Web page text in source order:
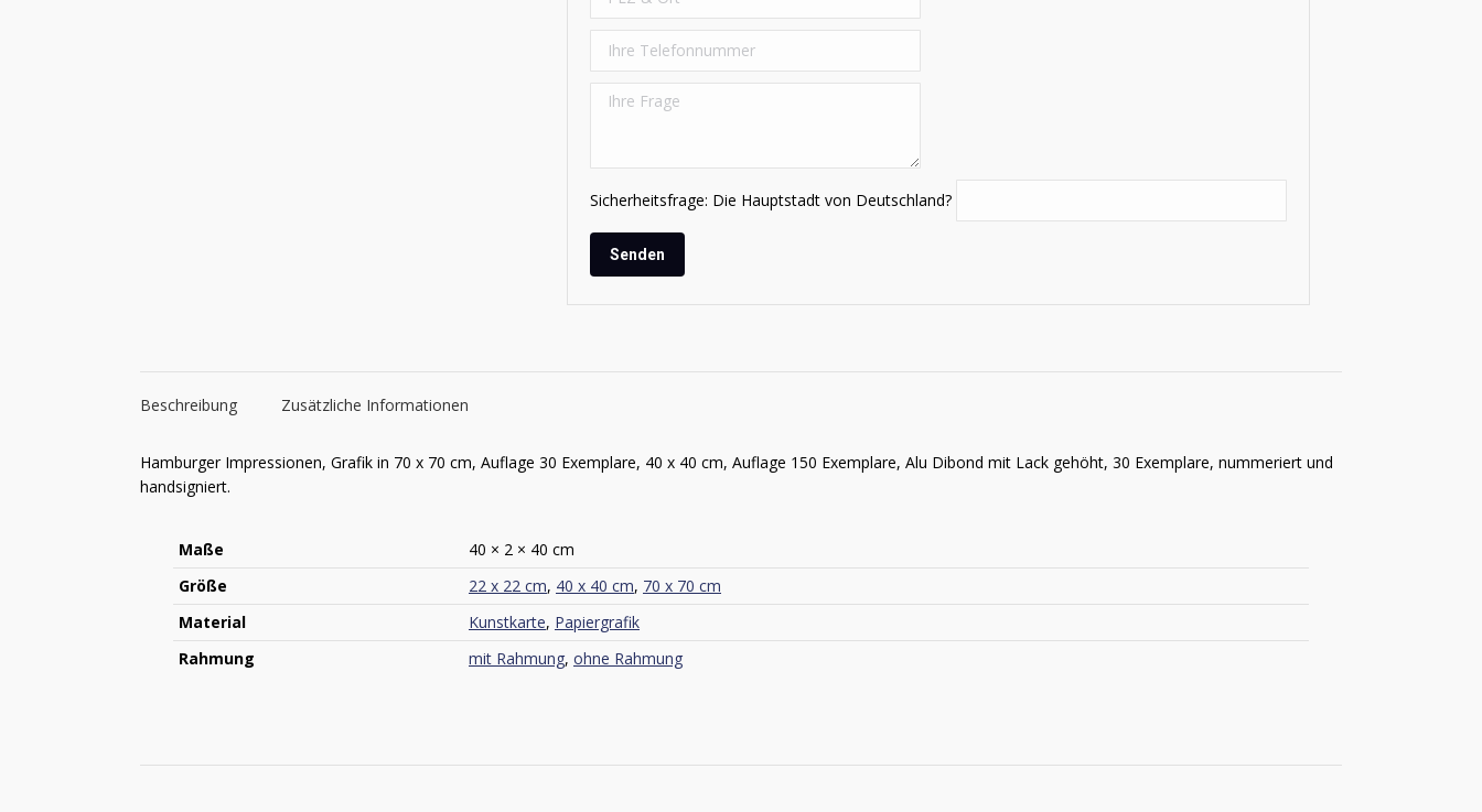
Sicherheitsfrage: Die Hauptstadt von Deutschland?
Beschreibung Zusätzliche Informationen
Hamburger Impressionen, Grafik in 70 x 70 cm, Auflage 30 Exemplare, 40 x 40 cm, Auflage 150 Exemplare, Alu Dibond mit Lack gehöht, 30 Exemplare, nummeriert und
handsigniert.
Maße
40 × 2 × 40 cm
Größe
22 x 22 cm, 40 x 40 cm, 70 x 70 cm
Material
Kunstkarte, Papiergrafik
Rahmung
mit Rahmung, ohne Rahmung